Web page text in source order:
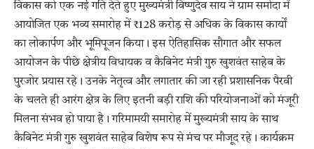
विकास को एक नई गति देते हुए मुख्यमंत्री विष्णुदेव साय ने ग्राम समोदा में
आयोजित एक भव्य समारोह में ₹128 करोड़ से अधिक के विकास कार्यों
का लोकार्पण और भूमिपूजन किया। ​इस ऐतिहासिक सौगात और सफल
आयोजन के पीछे क्षेत्रीय विधायक व कैबिनेट मंत्री गुरु खुशवंत साहेब के
पुरजोर प्रयास रहे। उनके नेतृत्व और लगातार की जा रही प्रशासनिक पैरवी
के चलते ही आरंग क्षेत्र के लिए इतनी बड़ी राशि की परियोजनाओं को मंजूरी
मिलना संभव हो पाया है। गरिमामयी समारोह में मुख्यमंत्री साय के साथ
कैबिनेट मंत्री गुरु खुशवंत साहेब विशेष रूप से मंच पर मौजूद रहे। कार्यक्रम